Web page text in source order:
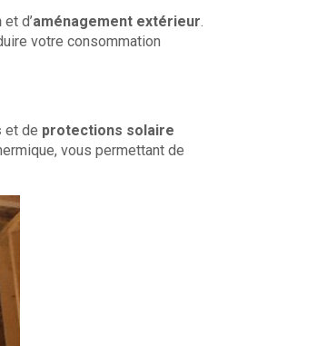
et d’aménagement extérieur.
votre consommation
et de protections solaire
vous permettant de